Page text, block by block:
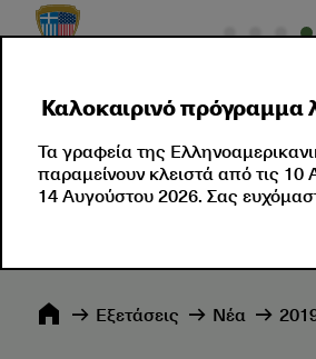
Σχετικά με Εμάς
Εξετάσεις Νέα
Καλοκαιρινό πρόγραμμα
Τα γραφεία της
παραμείνουν κλειστά από τις 10
14 Αυγούστου 2026. Σας